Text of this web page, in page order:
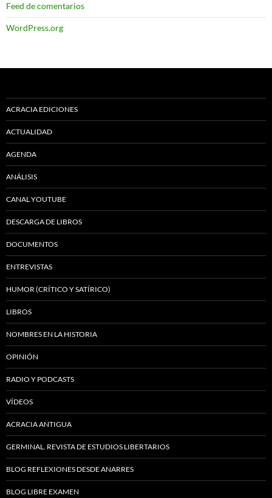
Feed de comentarios
WordPress.org
ACRACIA EDICIONES
ACTUALIDAD
AGENDA
ANÁLISIS
CANAL YOUTUBE
DESCARGA DE LIBROS
DOCUMENTOS
ENTREVISTAS
HUMOR (CRÍTICO Y SATÍRICO)
LIBROS
NOMBRES EN LA HISTORIA
OPINIÓN
RADIO Y PODCASTS
VÍDEOS
ACRACIA ANTIGUA
GERMINAL. REVISTA DE ESTUDIOS LIBERTARIOS
BLOG REFLEXIONES DESDE ANARRES
BLOG LIBRE EXAMEN